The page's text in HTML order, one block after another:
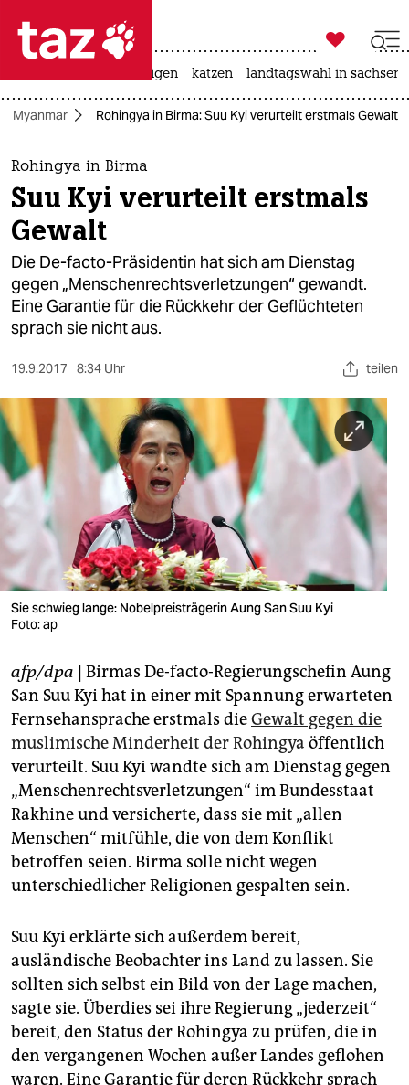
 taz zahl ich
taz zahl ich
themen
politik
öko
gesellschaft
kultur
sport
berlin
nord
wahrheit
verlag
verlag
veranstaltungen
fragen & hilfe
unterstützen
abo
genossenschaft
epaper login

taz zahl ich
bergsteigen katzen landtagswahl in
Myanmar Rohingya in Birma: Suu Kyi verurteilt erstmals Gewalt
Rohingya in Birma
Suu Kyi verurteilt erstmals
Gewalt
Die De-facto-Präsidentin hat sich am Dienstag
gegen „Menschenrechtsverletzungen“ gewandt.
Eine Garantie für die Rückkehr der Geflüchteten
sprach sie nicht aus.
19.9.2017 8:34 Uhr teilen
Sie schwieg lange: Nobelpreisträgerin Aung San Suu Kyi
Foto: ap
afp/dpa | Birmas De-facto-Regierungschefin Aung
San Suu Kyi hat in einer mit Spannung erwarteten
Fernsehansprache erstmals dieGewalt gegen die
muslimische Minderheit der Rohingya öffentlich
verurteilt. Suu Kyi wandte sich am Dienstag gegen
„Menschenrechtsverletzungen“ im Bundesstaat
Rakhine und versicherte, dass sie mit „allen
Menschen“ mitfühle, die von dem Konflikt
betroffen seien. Birma solle nicht wegen
unterschiedlicher Religionen gespalten sein.
Suu Kyi erklärte sich außerdem bereit,
ausländische Beobachter ins Land zu lassen. Sie
sollten sich selbst ein Bild von der Lage machen,
sagte sie. Überdies sei ihre Regierung „jederzeit“
bereit, den Status der Rohingya zu prüfen, die in
den vergangenen Wochen außer Landes geflohen
waren. Eine Garantie für deren Rückkehr sprach